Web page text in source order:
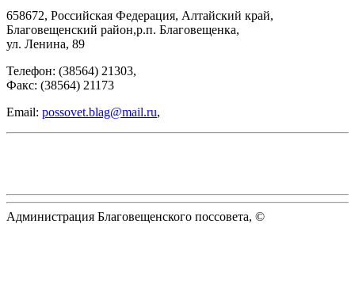
658672, Российская Федерация, Алтайский край,
Благовещенский район,р.п. Благовещенка,
ул. Ленина, 89
Телефон: (38564) 21303,
Факс: (38564) 21173
Email: possovet.blag@mail.ru,
Администрация Благовещенского поссовета, ©